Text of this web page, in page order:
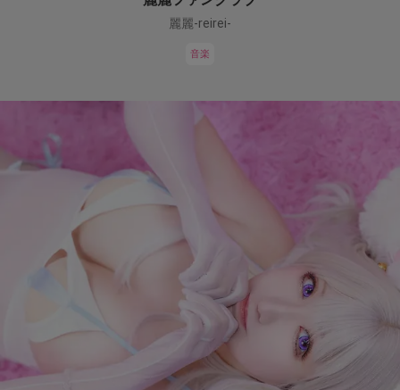
麗麗-reirei-
音楽